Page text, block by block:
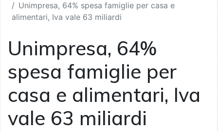
Unimpresa, 64% spesa famiglie per casa e
alimentari, Iva vale 63 miliardi
Unimpresa, 64%
spesa famiglie per
casa e alimentari, Iva
vale 63 miliardi